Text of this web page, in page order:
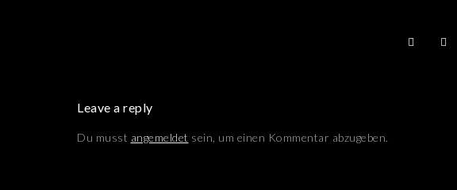
Leave a reply
Du musst angemeldet sein, um einen Kommentar abzugeben.